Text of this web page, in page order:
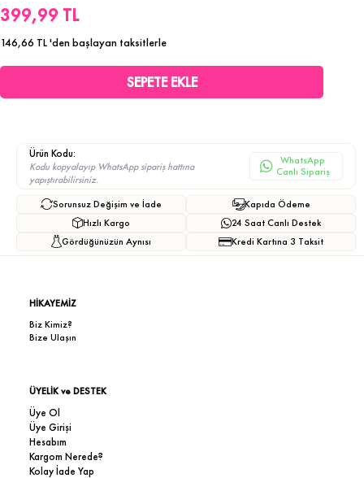
399,99 TL
146,66 TL'den başlayan taksitlerle
Ürün Kodu:
Kodu kopyalayıp WhatsApp sipariş hattına
yapıştırabilirsiniz.
WhatsApp
Canlı Sipariş
Sorunsuz Değişim ve İade
Hızlı Kargo
Gördüğünüzün Aynısı
Kapıda Ödeme
24 Saat Canlı Destek
Kredi Kartına 3 Taksit
HİKAYEMİZ
Biz Kimiz?
Bize Ulaşın
ÜYELİK ve DESTEK
Üye Ol
Üye Girişi
Hesabım
Kargom Nerede?
Kolay İade Yap